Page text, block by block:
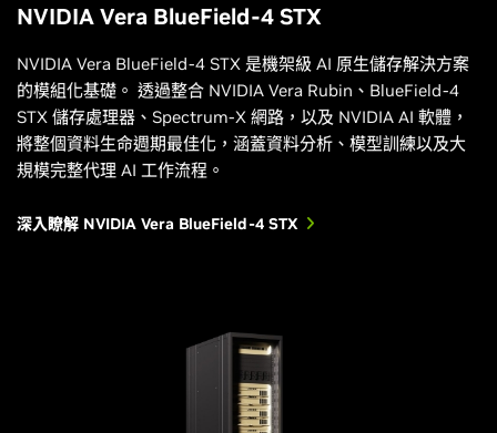
NVIDIA Vera BlueField-4 STX
NVIDIA Vera BlueField-4 STX 是機架級 AI 原生儲存解決方案
的模組化基礎。 透過整合 NVIDIA Vera Rubin、BlueField-4
STX 儲存處理器、Spectrum-X 網路，以及 NVIDIA AI 軟體，
將整個資料生命週期最佳化，涵蓋資料分析、模型訓練以及大
規模完整代理 AI 工作流程。
深入瞭解 NVIDIA Vera BlueField-4 STX